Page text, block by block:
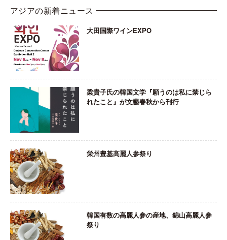
アジアの新着ニュース
大田国際ワインEXPO
梁貴子氏の韓国文学『願うのは私に禁じら
れたこと』が文藝春秋から刊行
栄州豊基高麗人参祭り
韓国有数の高麗人参の産地、錦山高麗人参
祭り